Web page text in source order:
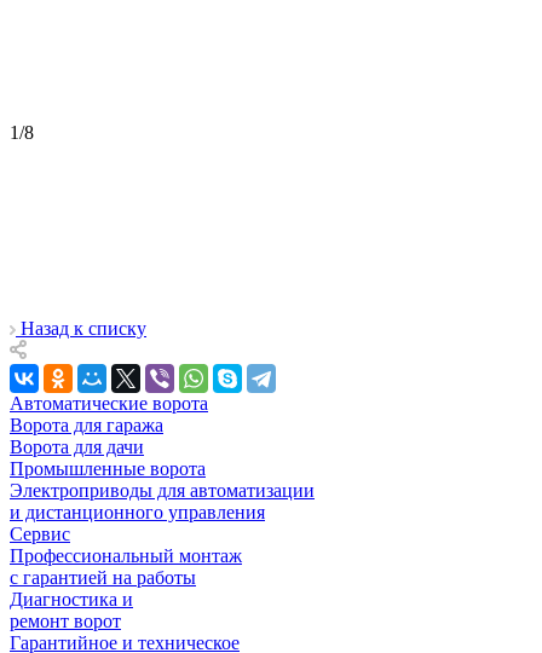
1/8
Назад к списку
Автоматические ворота
Ворота для гаража
Ворота для дачи
Промышленные ворота
Электроприводы для автоматизации
и дистанционного управления
Сервис
Профессиональный монтаж
с гарантией на работы
Диагностика и
ремонт ворот
Гарантийное и техническое